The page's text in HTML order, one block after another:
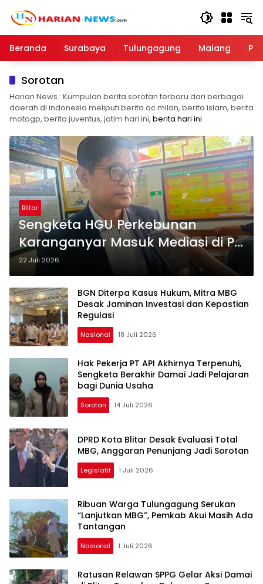
Beranda
Surabaya Tulungagung Malang
Sorotan
Harian News : Kumpulan berita sorotan terbaru dari berbagai
daerah di indonesia meliputi berita ac milan, berita islam, berita
motogp, berita juventus, jatim hari ini, berita hari ini
Blitar
Sengketa HGU Perkebunan
Karanganyar Masuk Mediasi di PN
Blitar, Warga Minta Kepastian
Status Lahan
22 Juli 2026
BGN Diterpa Kasus Hukum, Mitra MBG
Desak Jaminan Investasi dan Kepastian
Regulasi
Nasional 18 Juli 2026
Hak Pekerja PT API Akhirnya Terpenuhi,
Sengketa Berakhir Damai Jadi Pelajaran
bagi Dunia Usaha
Sorotan 14 Juli 2026
DPRD Kota Blitar Desak Evaluasi Total
MBG, Anggaran Penunjang Jadi Sorotan
Legislatif 1 Juli 2026
Ribuan Warga Tulungagung Serukan
“Lanjutkan MBG”, Pemkab Akui Masih Ada
Tantangan
Nasional 1 Juli 2026
Ratusan Relawan SPPG Gelar Aksi Damai